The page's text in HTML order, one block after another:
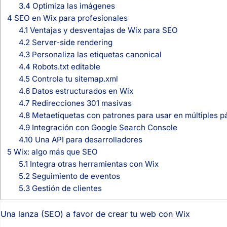
3.4 Optimiza las imágenes
4 SEO en Wix para profesionales
4.1 Ventajas y desventajas de Wix para SEO
4.2Server-side rendering
4.3Personaliza las etiquetas canonical
4.4 Robots.txt editable
4.5 Controla tu sitemap.xml
4.6Datos estructurados en Wix
4.7 Redirecciones 301 masivas
4.8Metaetiquetas con patrones para usar en múltiples
4.9Integración con Google Search Console
4.10 Una API para desarrolladores
5 Wix: algo más que SEO
5.1 Integra otras herramientas con Wix
5.2Seguimiento de eventos
5.3Gestión de clientes
Una lanza (SEO) a favor de crear tu web con Wix